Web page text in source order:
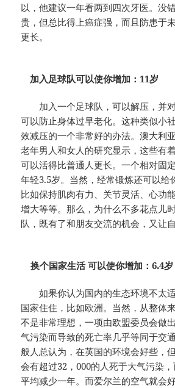
以，他建议一年看两到四次牙医。没
贵，但总比得上癌症强，而且防患于
更长。
加入足球队可以使你增加：11岁
加入一个足球队，可以解压，并
可以防止身体过早老化。这种类似小
效减压的一个非常好的办法。澳大利
老年男人和女人的研究显示，这些有
可以活得比普通人更长。一个相对固
年轻3.5岁。当然，经常锻炼还可以给
比如保持肌肉有力、关节灵活、心功
增大等等。那么，为什么不多花点儿
队，既有了和朋友交流的机会，又让
换个国家生活 可以使你增加：6.4岁
如果你认为国内的生态环境不太
国家住住，比如欧洲。当然，从整体
不是非常理想，一项由欧盟委员会做
气污染而导致的死亡率几乎等同于交
般人总认为，在英国的环境会好些，
会有超过32，000的人死于大气污染
平均减少一年。而爱尔兰的空气就会